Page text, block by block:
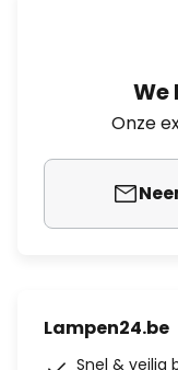
We
Onze
Lampen24.be
Snel & veilig